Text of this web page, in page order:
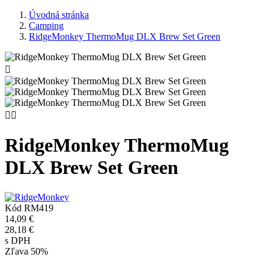
Úvodná stránka
Camping
RidgeMonkey ThermoMug DLX Brew Set Green

 
RidgeMonkey ThermoMug
DLX Brew Set Green
Kód RM419
14,09 €
28,18 €
s DPH
Zľava 50%